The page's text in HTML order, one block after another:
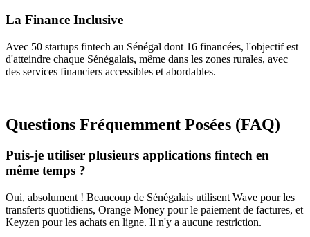
La Finance Inclusive
Avec 50 startups fintech au Sénégal dont 16 financées, l'objectif est
d'atteindre chaque Sénégalais, même dans les zones rurales, avec
des services financiers accessibles et abordables.
Questions Fréquemment Posées (FAQ)
Puis-je utiliser plusieurs applications fintech en
même temps ?
Oui, absolument ! Beaucoup de Sénégalais utilisent Wave pour les
transferts quotidiens, Orange Money pour le paiement de factures, et
Keyzen pour les achats en ligne. Il n'y a aucune restriction.